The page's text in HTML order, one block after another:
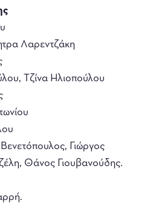
Λαρεντζάκη
Τζίνα Ηλιοπούλου
Γιώργος
Θάνος Γιουβανούδης.